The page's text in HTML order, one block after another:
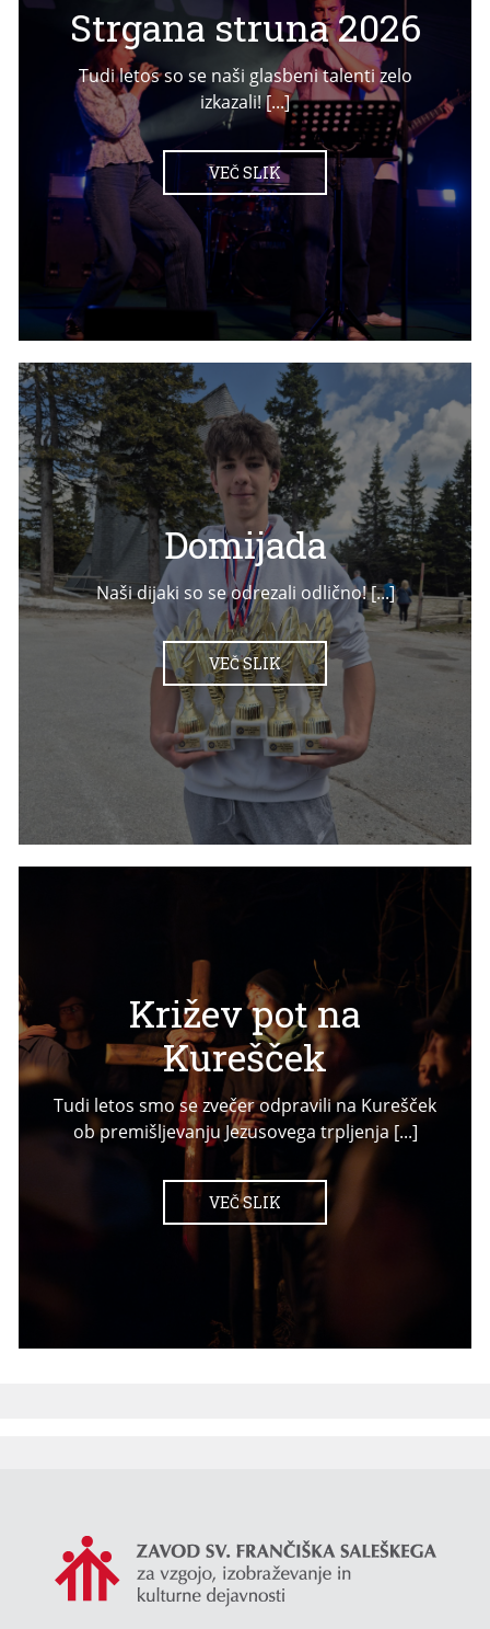
Strgana struna 2026
Tudi letos so se naši glasbeni talenti zelo
izkazali! [...]
VEČ SLIK
Domijada
Naši dijaki so se odrezali odlično! [...]
VEČ SLIK
Križev pot na
Kurešček
Tudi letos smo se zvečer odpravili na Kurešček
ob premišljevanju Jezusovega trpljenja [...]
VEČ SLIK